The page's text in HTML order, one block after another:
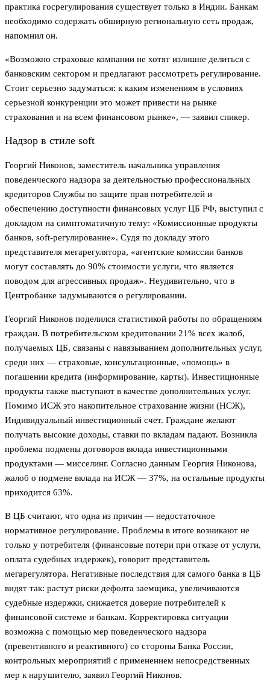
практика госрегулирования существует только в Индии. Банкам
необходимо содержать обширную региональную сеть продаж,
напомнил он.
«Возможно страховые компании не хотят излишне делиться с
банковским сектором и предлагают рассмотреть регулирование.
Стоит серьезно задуматься: к каким изменениям в условиях
серьезной конкуренции это может привести на рынке
страхования и на всем финансовом рынке», — заявил спикер.
Надзор в стиле soft
Георгий Никонов, заместитель начальника управления
поведенческого надзора за деятельностью профессиональных
кредиторов Службы по защите прав потребителей и
обеспечению доступности финансовых услуг ЦБ РФ, выступил с
докладом на симптоматичную тему: «Комиссионные продукты
банков, soft-регулирование». Судя по докладу этого
представителя мегарегулятора, «агентские комиссии банков
могут составлять до 90% стоимости услуги, что является
поводом для агрессивных продаж». Неудивительно, что в
Центробанке задумываются о регулировании.
Георгий Никонов поделился статистикой работы по обращениям
граждан. В потребительском кредитовании 21% всех жалоб,
получаемых ЦБ, связаны с навязыванием дополнительных услуг,
среди них — страховые, консультационные, «помощь» в
погашении кредита (информирование, карты). Инвестиционные
продукты также выступают в качестве дополнительных услуг.
Помимо ИСЖ это накопительное страхование жизни (НСЖ),
Индивидуальный инвестиционный счет. Граждане желают
получать высокие доходы, ставки по вкладам падают. Возникла
проблема подмены договоров вклада инвестиционными
продуктами — мисселинг. Согласно данным Георгия Никонова,
жалоб о подмене вклада на ИСЖ — 37%, на остальные продукты
приходится 63%.
В ЦБ считают, что одна из причин — недостаточное
нормативное регулирование. Проблемы в итоге возникают не
только у потребителя (финансовые потери при отказе от услуги,
оплата судебных издержек), говорит представитель
мегарегулятора. Негативные последствия для самого банка в ЦБ
видят так: растут риски дефолта заемщика, увеличиваются
судебные издержки, снижается доверие потребителей к
финансовой системе и банкам. Корректировка ситуации
возможна с помощью мер поведенческого надзора
(превентивного и реактивного) со стороны Банка России,
контрольных мероприятий с применением непосредственных
мер к нарушителю, заявил Георгий Никонов.